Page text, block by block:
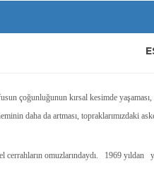
çoğunluğunun kırsal kesimde
daha da artması, topraklarımızdaki
cerrahların omuzlarındaydı. 1969